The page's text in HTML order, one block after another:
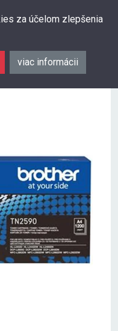
za účelom zlepšenia
viac informácii